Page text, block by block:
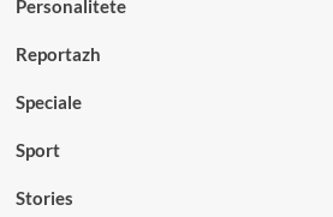
Personalitete
Reportazh
Speciale
Sport
Stories